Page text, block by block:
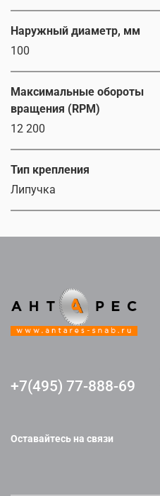
Наружный диаметр, мм
100
Максимальные обороты
вращения (RPM)
12 200
Тип крепления
Липучка
+7(495) 77-888-69
Оставайтесь на связи